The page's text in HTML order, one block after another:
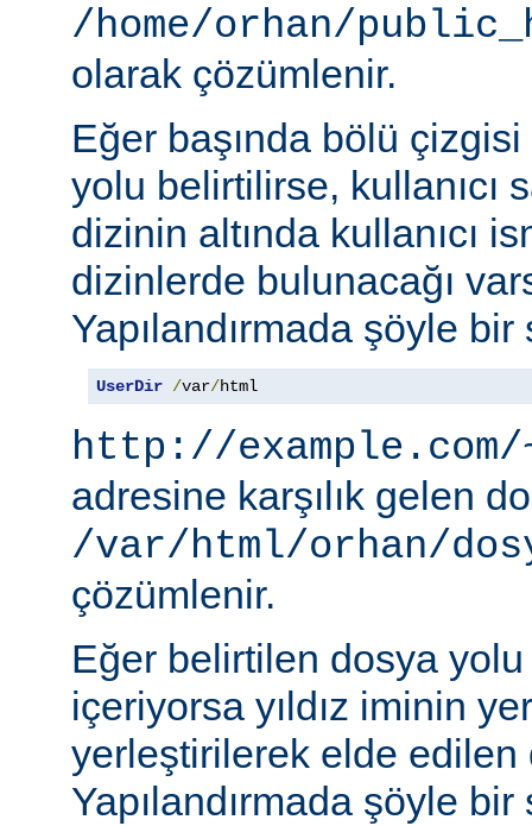
/home/orhan/
olarak çözümlenir.
Eğer başında bölü
yolu belirtilirse, kullanıcı
dizinin altında kullanıcı
dizinlerde bulunacağı
Yapılandırmada şöyle bir
UserDir /var/html
http://example.com/
adresine karşılık gelen
/var/html/orhan/
çözümlenir.
Eğer belirtilen dosya yolu
içeriyorsa yıldız iminin
yerleştirilerek elde edilen
Yapılandırmada şöyle bir